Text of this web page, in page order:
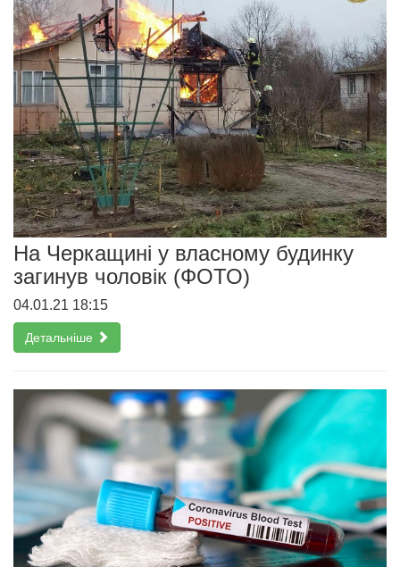
На Черкащині у власному будинку
загинув чоловік (ФОТО)
04.01.21 18:15
Детальніше